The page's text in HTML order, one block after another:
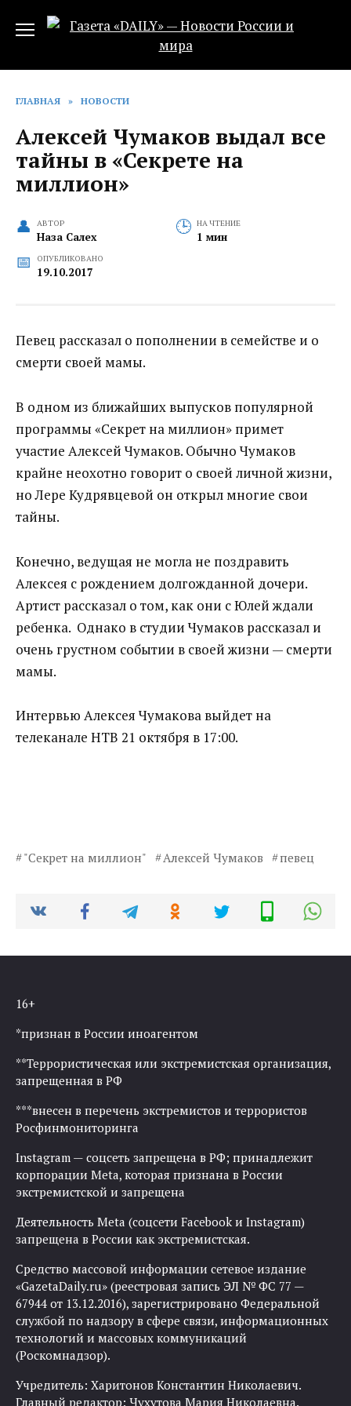
ГЛАВНАЯ » НОВОСТИ
Алексей Чумаков выдал все
тайны в «Секрете на
миллион»
АВТОР
Наза Салех
НА ЧТЕНИЕ
1 мин
ОПУБЛИКОВАНО
19.10.2017
Певец рассказал о пополнении в семействе и о
смерти своей мамы.
В одном из ближайших выпусков популярной
программы «Секрет на миллион» примет
участие Алексей Чумаков. Обычно Чумаков
крайне неохотно говорит о своей личной жизни,
но Лере Кудрявцевой он открыл многие свои
тайны.
Конечно, ведущая не могла не поздравить
Алексея с рождением долгожданной дочери.
Артист рассказал о том, как они с Юлей ждали
ребенка. Однако в студии Чумаков рассказал и
очень грустном событии в своей жизни — смерти
мамы.
Интервью Алексея Чумакова выйдет на
телеканале НТВ 21 октября в 17:00.
"Секрет на миллион" Алексей Чумаков певец
16+
*признан в России иноагентом
**Террористическая или экстремистская организация,
запрещенная в РФ
***внесен в перечень экстремистов и террористов
Росфинмониторинга
Instagram — соцсеть запрещена в РФ; принадлежит
корпорации Meta, которая признана в России
экстремистской и запрещена
Деятельность Meta (соцсети Facebook и Instagram)
запрещена в России как экстремистская.
Средство массовой информации сетевое издание
«GazetaDaily.ru» (реестровая запись ЭЛ № ФС 77 —
67944 от 13.12.2016), зарегистрировано Федеральной
службой по надзору в сфере связи, информационных
технологий и массовых коммуникаций
(Роскомнадзор).
Учредитель: Харитонов Константин Николаевич.
Главный редактор: Чухутова Мария Николаевна.